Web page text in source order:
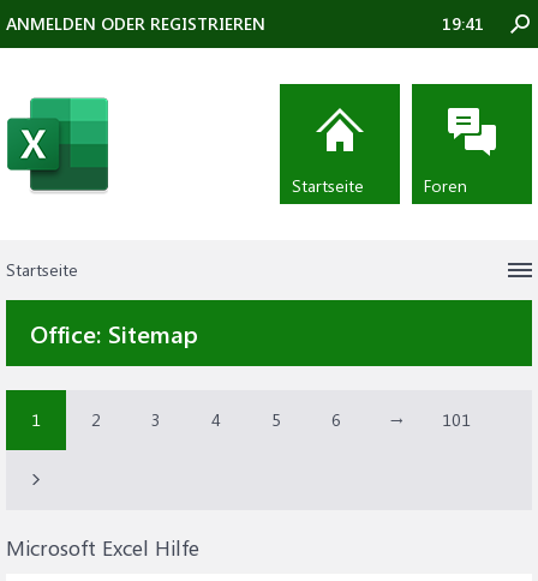
Startseite
Office: Sitemap
1 2 3 4 5 6 → 101
Microsoft Excel Hilfe
ANMELDEN ODER REGISTRIEREN 19:41
Startseite Foren